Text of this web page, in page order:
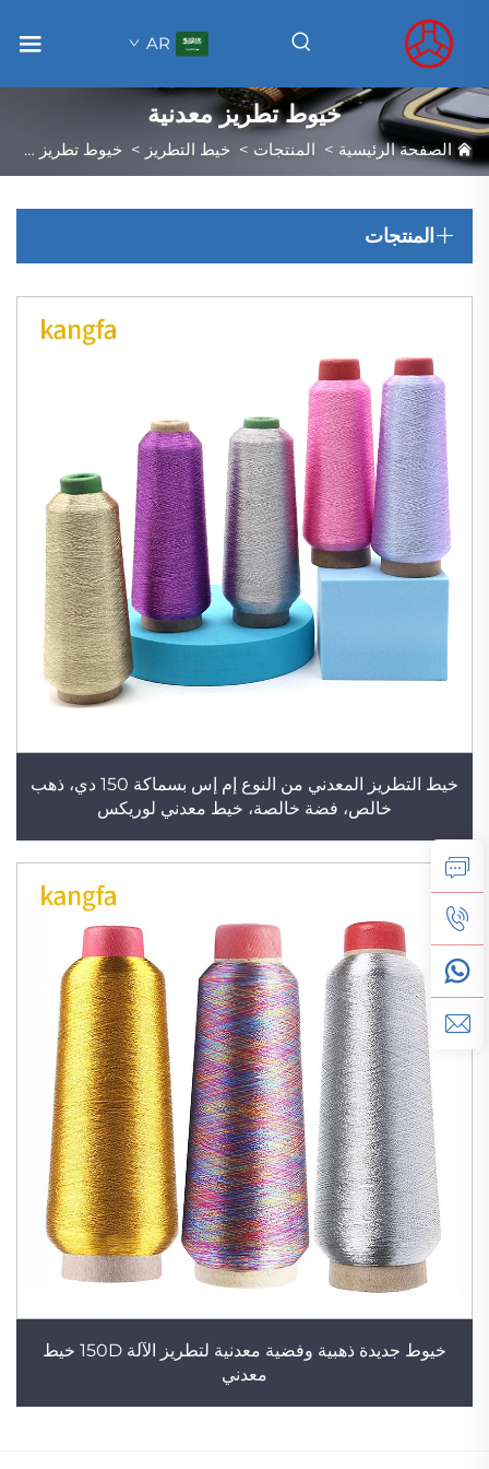
AR
خيوط تطريز معدنية
الصفحة الرئيسية > المنتجات > خيط التطريز > خيوط تطريز معدنية
المنتجات
خيط التطريز المعدني من النوع إم إس بسماكة 150 دي، ذهب
خالص، فضة خالصة، خيط معدني لوريكس
خيوط جديدة ذهبية وفضية معدنية لتطريز الآلة 150D خيط
معدني